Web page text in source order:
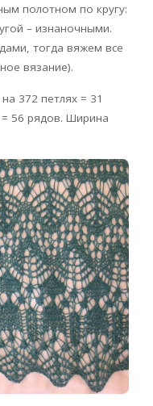
полотном по кругу:
– изнаночными.
тогда вяжем все
вязание).
372 петлях = 31
56 рядов. Ширина